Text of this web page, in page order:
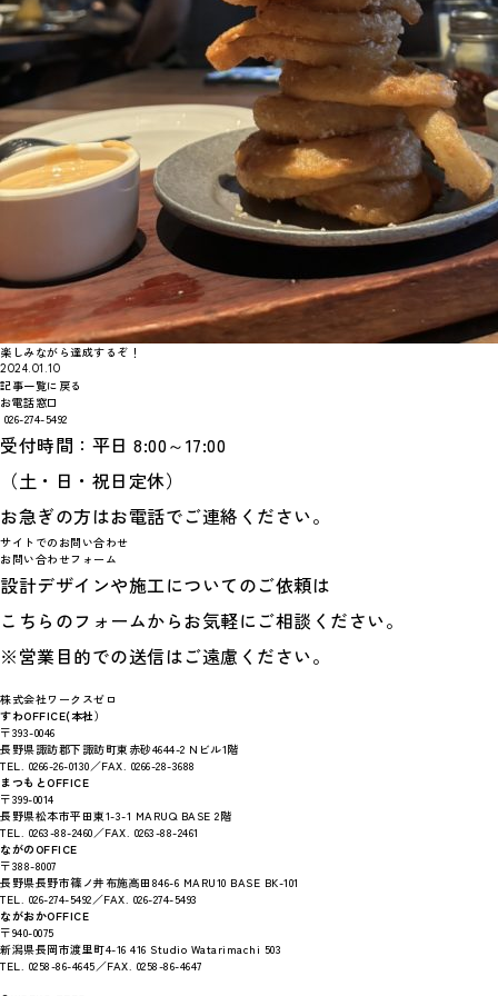
楽しみながら達成するぞ！
2024.01.10
記事一覧に戻る
お電話窓口
026-274-5492
受付時間：平日 8:00～17:00
（土・日・祝日定休）
お急ぎの方はお電話でご連絡ください。
サイトでのお問い合わせ
お問い合わせフォーム
設計デザインや施工についてのご依頼は
こちらのフォームからお気軽にご相談ください。
※営業目的での送信はご遠慮ください。
株式会社ワークスゼロ
すわOFFICE(本社）
〒393-0046
長野県諏訪郡下諏訪町東赤砂4644-2 Nビル1階
TEL. 0266-26-0130／FAX. 0266-28-3688
まつもとOFFICE
〒399-0014
長野県松本市平田東1-3-1 MARUQ BASE 2階
TEL. 0263-88-2460／FAX. 0263-88-2461
ながのOFFICE
〒388-8007
長野県長野市篠ノ井布施高田846-6 MARU10 BASE BK-101
TEL. 026-274-5492／FAX. 026-274-5493
ながおかOFFICE
〒940-0075
新潟県長岡市渡里町4-16 416 Studio Watarimachi 503
TEL. 0258-86-4645／FAX. 0258-86-4647